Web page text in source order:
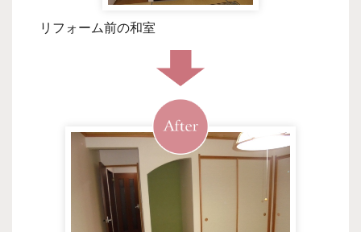
リフォーム前の和室